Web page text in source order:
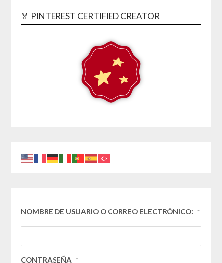
🏅 PINTEREST CERTIFIED CREATOR
NOMBRE DE USUARIO O CORREO ELECTRÓNICO: *
CONTRASEÑA *